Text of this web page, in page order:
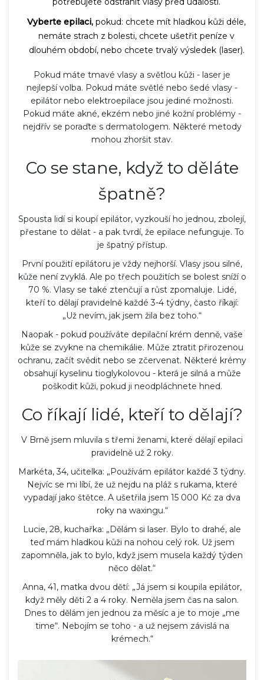
Vyberte epilaci, pokud: chcete mít hladkou kůži déle,
nemáte strach z bolesti, chcete ušetřit peníze v
dlouhém období, nebo chcete trvalý výsledek (laser).
Pokud máte tmavé vlasy a světlou kůži - laser je
nejlepší volba. Pokud máte světlé nebo šedé vlasy -
epilátor nebo elektroepilace jsou jediné možnosti.
Pokud máte akné, ekzém nebo jiné kožní problémy -
nejdřív se poraďte s dermatologem. Některé metody
mohou zhoršit stav.
Co se stane, když to děláte
špatně?
Spousta lidí si koupí epilátor, vyzkouší ho jednou, zbolejí,
přestane to dělat - a pak tvrdí, že epilace nefunguje. To
je špatný přístup.
První použití epilátoru je vždy nejhorší. Vlasy jsou silné,
kůže není zvyklá. Ale po třech použitích se bolest sníží o
70 %. Vlasy se také ztenčují a růst zpomaluje. Lidé,
kteří to dělají pravidelně každé 3-4 týdny, často říkají:
„Už nevím, jak jsem žila bez toho.“
Naopak - pokud používáte depilační krém denně, vaše
kůže se zvykne na chemikálie. Může ztratit přirozenou
ochranu, začít svědit nebo se zčervenat. Některé krémy
obsahují kyselinu tioglykolovou - která je silná a může
poškodit kůži, pokud ji neodpláchnete hned.
Co říkají lidé, kteří to dělají?
V Brně jsem mluvila s třemi ženami, které dělají epilaci
pravidelně už 2 roky.
Markéta, 34, učitelka: „Používám epilátor každé 3 týdny.
Nejvíc se mi líbí, že už nejdu na pláž s rukama, které
vypadají jako štětce. A ušetřila jsem 15 000 Kč za dva
roky na waxingu.“
Lucie, 28, kuchařka: „Dělám si laser. Bylo to drahé, ale
teď mám hladkou kůži na nohou celý rok. Už jsem
zapomněla, jak to bylo, když jsem musela každý týden
něco dělat.“
Anna, 41, matka dvou dětí: „Já jsem si koupila epilátor,
když měly děti 2 a 4 roky. Neměla jsem čas na salon.
Dnes to dělám jen jednou za měsíc a je to moje „me
time“. Nebojím se toho - a už nejsem závislá na
krémech.“